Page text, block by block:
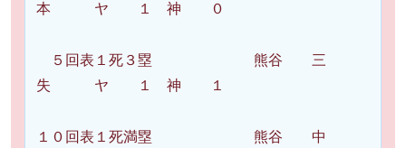
本 ヤ １ 神 ０
５回表１死３塁 熊谷 三
失 ヤ １ 神 １
１０回表１死満塁 熊谷 中